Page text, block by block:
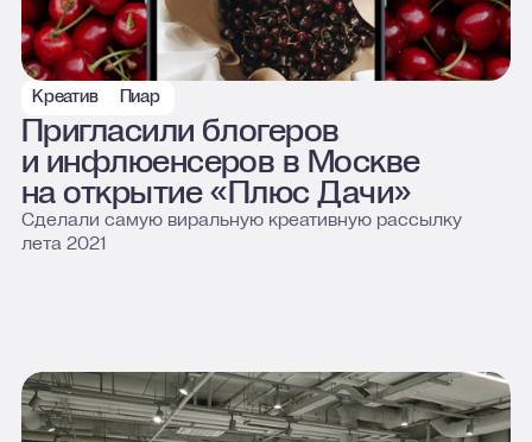
Яндекс Плюс
Креатив Пиар
Пригласили блогеров
и инфлюенсеров в Москве
на открытие «Плюс Дачи»
Сделали самую виральную креативную рассылку
лета 2021